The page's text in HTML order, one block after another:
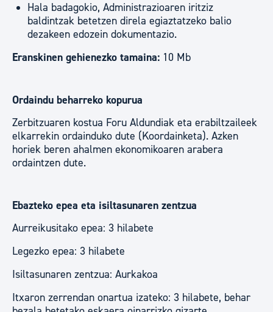
Hala badagokio, Administrazioaren iritziz
baldintzak betetzen direla egiaztatzeko balio
dezakeen edozein dokumentazio.
Eranskinen gehienezko tamaina: 10 Mb
Ordaindu beharreko kopurua
Zerbitzuaren kostua Foru Aldundiak eta erabiltzaileek
elkarrekin ordainduko dute (Koordainketa). Azken
horiek beren ahalmen ekonomikoaren arabera
ordaintzen dute.
Ebazteko epea eta isiltasunaren zentzua
Aurreikusitako epea: 3 hilabete
Legezko epea: 3 hilabete
Isiltasunaren zentzua: Aurkakoa
Itxaron zerrendan onartua izateko: 3 hilabete, behar